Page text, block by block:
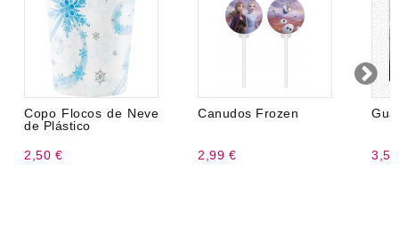
Copo Flocos de Neve
de Plástico
2,50 €
Canudos Frozen
2,99 €